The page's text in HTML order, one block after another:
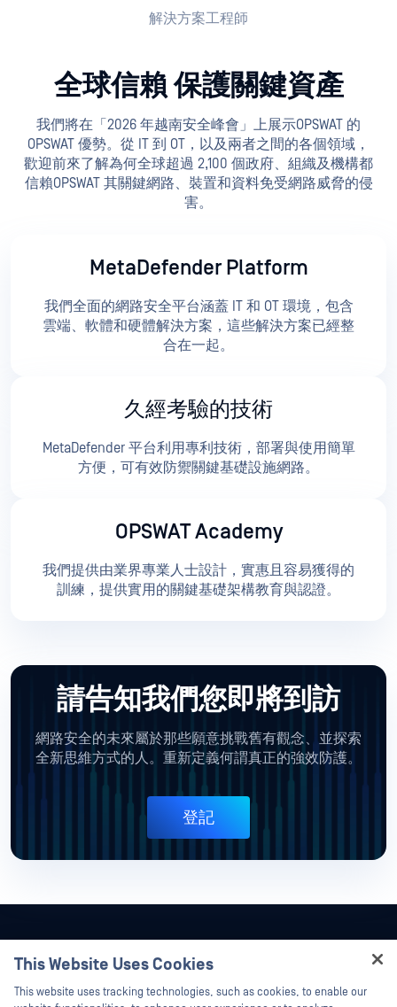
解決方案工程師
全球信賴 保護關鍵資產
我們將在「2026 年越南安全峰會」上展示OPSWAT 的
OPSWAT 優勢。從 IT 到 OT，以及兩者之間的各個領域，
歡迎前來了解為何全球超過 2,100 個政府、組織及機構都
信賴OPSWAT 其關鍵網路、裝置和資料免受網路威脅的侵
害。
MetaDefender Platform
我們全面的網路安全平台涵蓋 IT 和 OT 環境，包含
雲端、軟體和硬體解決方案，這些解決方案已經整
合在一起。
久經考驗的技術
MetaDefender 平台利用專利技術，部署與使用簡單
方便，可有效防禦關鍵基礎設施網路。
OPSWAT Academy
我們提供由業界專業人士設計，實惠且容易獲得的
訓練，提供實用的關鍵基礎架構教育與認證。
請告知我們您即將到訪
網路安全的未來屬於那些願意挑戰舊有觀念、並探索
全新思維方式的人。重新定義何謂真正的強效防護。
登記
This Website Uses Cookies
This website uses tracking technologies, such as cookies, to enable our
Hey there!